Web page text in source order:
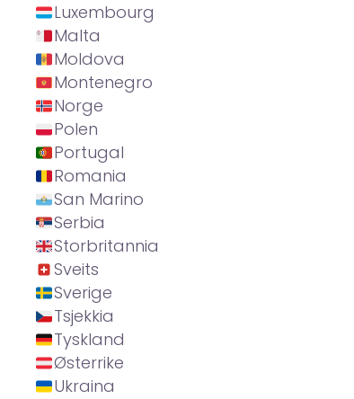
Luxembourg
Malta
Moldova
Montenegro
Norge
Polen
Portugal
Romania
San Marino
Serbia
Storbritannia
Sveits
Sverige
Tsjekkia
Tyskland
Østerrike
Ukraina